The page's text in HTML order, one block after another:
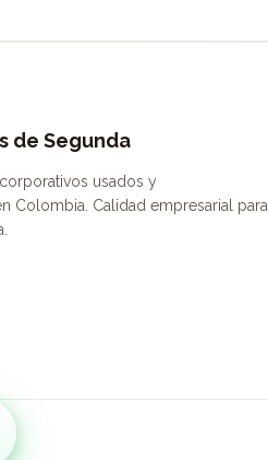
de Segunda
usados y
Colombia. Calidad empresarial para